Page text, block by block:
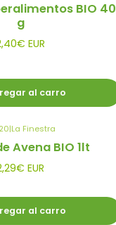
BIO 40
g
EUR
al carro
|La Finestra
Avena BIO 1lt
EUR
al carro